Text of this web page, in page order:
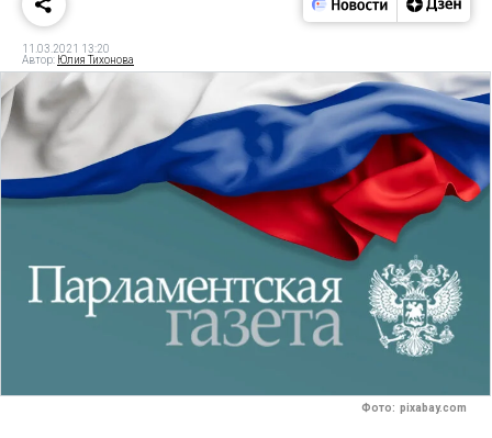
11.03.2021 13:20
Автор: Юлия Тихонова
Фото: pixabay.com